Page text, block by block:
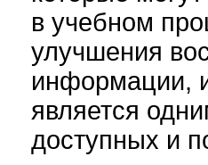
в учебном
улучшения
информации,
является
доступных и